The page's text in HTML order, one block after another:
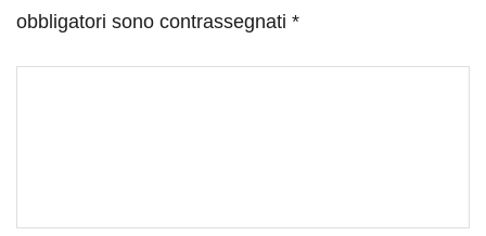
obbligatori sono contrassegnati *